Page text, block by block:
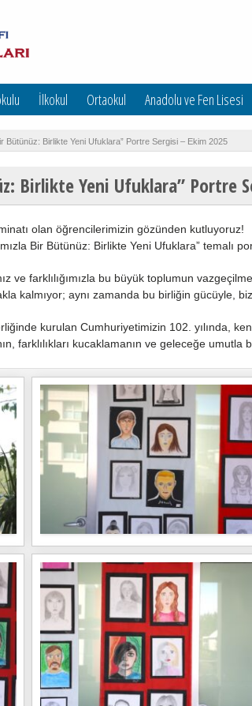
İlkokul Ortaokul Anadolu ve Fen Lisesi
Bütünüz: Birlikte Yeni Ufuklara” Portre Sergisi – Ekim 2025
Birlikte Yeni Ufuklara” Portre
olan öğrencilerimizin gözünden kutluyoruz!
Bir Bütünüz: Birlikte Yeni Ufuklara” temalı
ve farklılığımızla bu büyük toplumun
kalmıyor; aynı zamanda bu birliğin gücüyle,
kurulan Cumhuriyetimizin 102. yılında,
farklılıkları kucaklamanın ve geleceğe umutla